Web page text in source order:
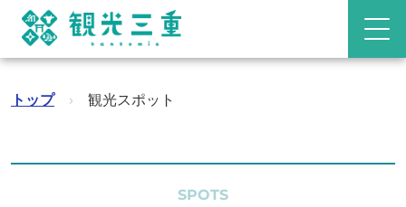
トップ › 観光スポット
SPOTS